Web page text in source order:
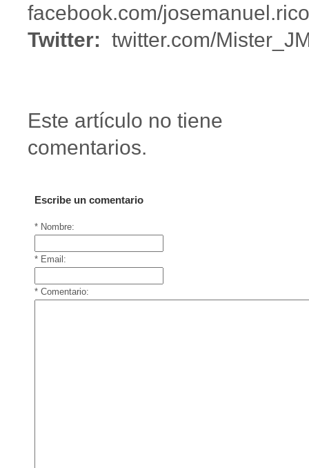
facebook.com/
Twitter: twitter.com/
Este artículo no tiene
comentarios.
Escribe un comentario
* Nombre:
* Email:
* Comentario: